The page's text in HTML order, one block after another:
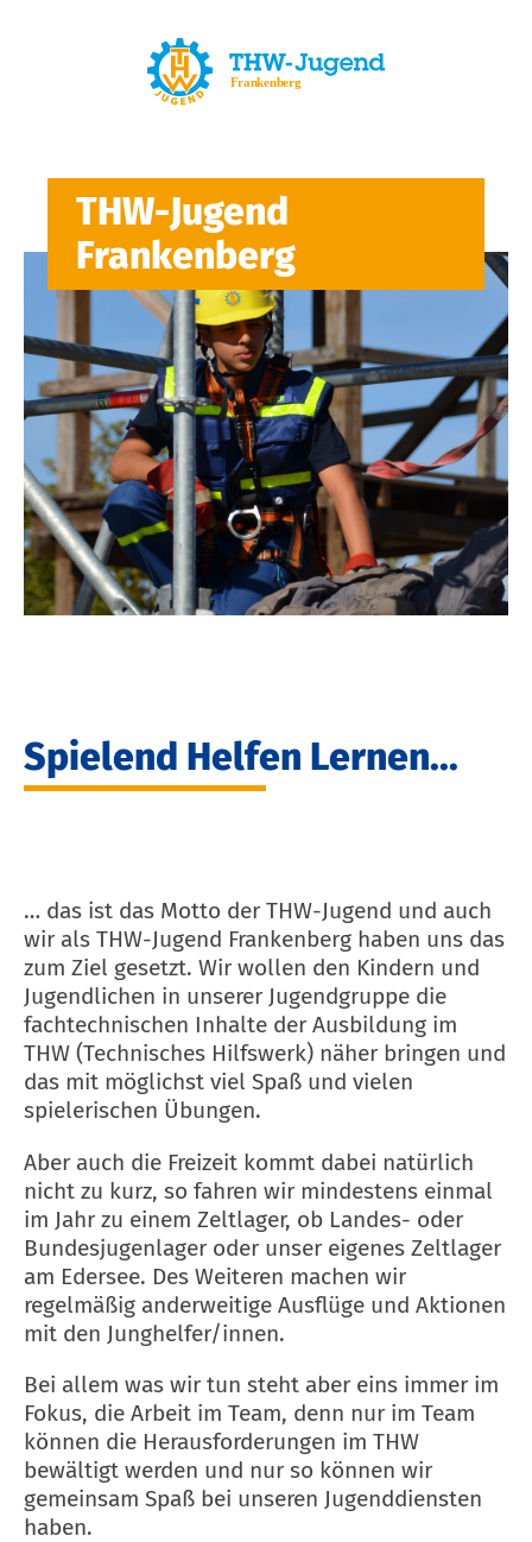
THW-Jugend
Frankenberg
Spielend Helfen Lernen...
… das ist das Motto der THW-Jugend und auch
wir als THW-Jugend Frankenberg haben uns das
zum Ziel gesetzt. Wir wollen den Kindern und
Jugendlichen in unserer Jugendgruppe die
fachtechnischen Inhalte der Ausbildung im
THW (Technisches Hilfswerk) näher bringen und
das mit möglichst viel Spaß und vielen
spielerischen Übungen.
Aber auch die Freizeit kommt dabei natürlich
nicht zu kurz, so fahren wir mindestens einmal
im Jahr zu einem Zeltlager, ob Landes- oder
Bundesjugenlager oder unser eigenes Zeltlager
am Edersee. Des Weiteren machen wir
regelmäßig anderweitige Ausflüge und Aktionen
mit den Junghelfer/innen.
Bei allem was wir tun steht aber eins immer im
Fokus, die Arbeit im Team, denn nur im Team
können die Herausforderungen im THW
bewältigt werden und nur so können wir
gemeinsam Spaß bei unseren Jugenddiensten
haben.